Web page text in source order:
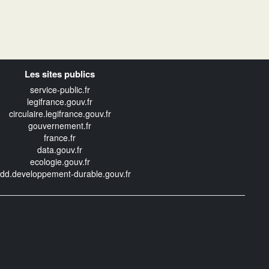
Les sites publics
service-public.fr
legifrance.gouv.fr
circulaire.legifrance.gouv.fr
gouvernement.fr
france.fr
data.gouv.fr
ecologie.gouv.fr
durable.gouv.fr